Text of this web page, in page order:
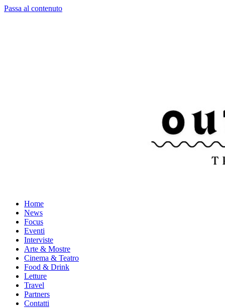
Passa al contenuto
Home
News
Focus
Eventi
Interviste
Arte & Mostre
Cinema & Teatro
Food & Drink
Letture
Travel
Partners
Contatti